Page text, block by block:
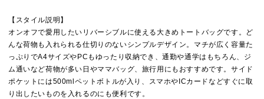
【スタイル説明】
オンオフで愛用したいリバーシブルに使える大きめトートバッグです。ど
んな荷物も入れられる仕切りのないシンプルデザイン。マチが広く容量た
っぷりでA4サイズやPCもゆったり収納でき、通勤や通学はもちろん、ジ
ム通いなど荷物が多い日やママバッグ、旅行用にもおすすめです。サイド
ポケットには500mlペットボトルが入り、スマホやICカードなどすぐに取
り出したいものを入れるのにも便利です。